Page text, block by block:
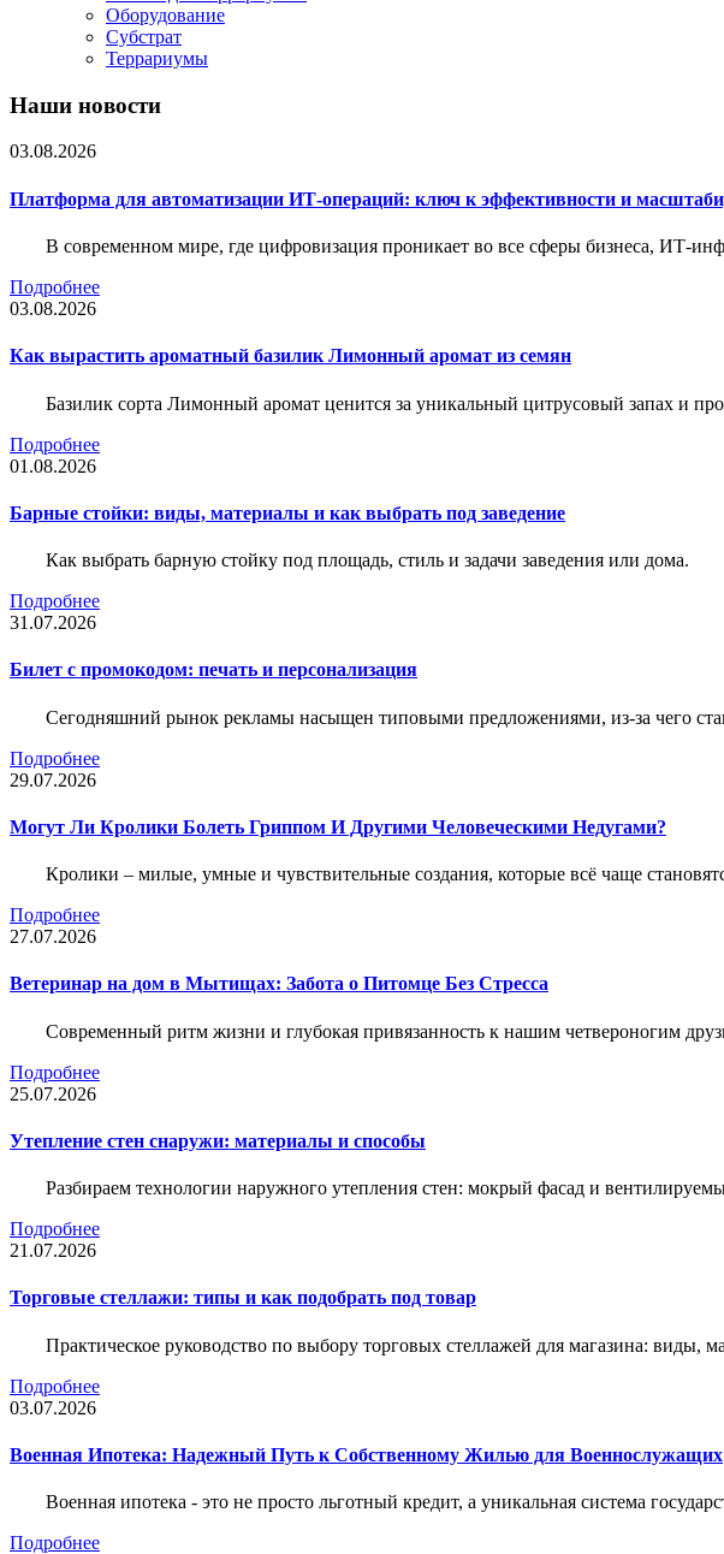
Оборудование
Субстрат
Террариумы
Наши новости
03.08.2026
Платформа для автоматизации ИТ-операций: ключ к эффективности и
В современном мире, где цифровизация проникает во все сферы бизнеса, ИТ-
Подробнее
03.08.2026
Как вырастить ароматный базилик Лимонный аромат из семян
Базилик сорта Лимонный аромат ценится за уникальный цитрусовый запах и
Подробнее
01.08.2026
Барные стойки: виды, материалы и как выбрать под заведение
Как выбрать барную стойку под площадь, стиль и задачи заведения или дома.
Подробнее
31.07.2026
Билет c промокодом: печать и персонализация
Сегодняшний рынок рекламы насыщен типовыми предложениями, из-за чего
Подробнее
29.07.2026
Могут Ли Кролики Болеть Гриппом И Другими Человеческими Недугами?
Кролики – милые, умные и чувствительные создания, которые всё чаще
Подробнее
27.07.2026
Ветеринар на дом в Мытищах: Забота о Питомце Без Стресса
Современный ритм жизни и глубокая привязанность к нашим четвероногим
Подробнее
25.07.2026
Утепление стен снаружи: материалы и способы
Разбираем технологии наружного утепления стен: мокрый фасад и
Подробнее
21.07.2026
Торговые стеллажи: типы и как подобрать под товар
Практическое руководство по выбору торговых стеллажей для магазина: виды,
Подробнее
03.07.2026
Военная Ипотека: Надежный Путь к Собственному Жилью для Военнослужащих
Военная ипотека - это не просто льготный кредит, а уникальная система
Подробнее